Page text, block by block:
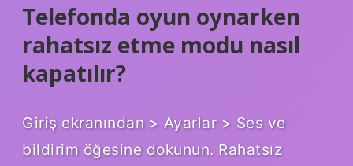
Telefonda oyun oynarken
rahatsız etme modu nasıl
kapatılır?
Giriş ekranından > Ayarlar > Ses ve
bildirim öğesine dokunun. Rahatsız